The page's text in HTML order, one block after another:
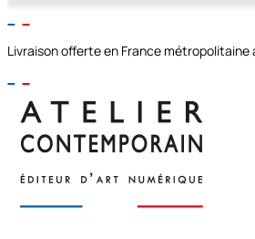
Livraison offerte en France métropolitaine